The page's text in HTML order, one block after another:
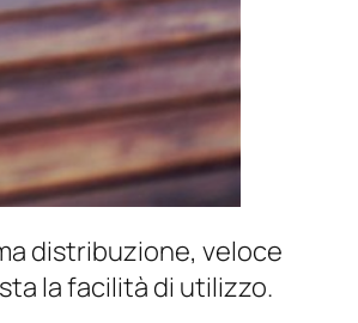
distribuzione, veloce
la facilità di utilizzo.